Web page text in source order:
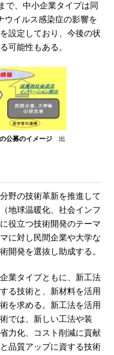
で、中小企業タイプは同
ウイルス感染症の影響を
設定しており、今後の状
可能性もある。
公募のイメージ 出
野の技術革新を推進して
地球温暖化、社会インフ
役立つ技術開発のテーマ
に対し民間企業や大学な
開発を選抜し助成する。
業タイプともに、新工法
る技術と、新材料を活用
を求める。新工法を活用
では、新しい工法や装
力化、コスト削減に貢献
品質アップに資する技術